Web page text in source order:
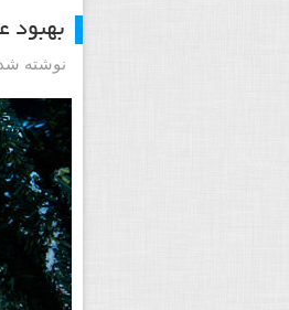
بهبود
نوشته شده در ۲۹